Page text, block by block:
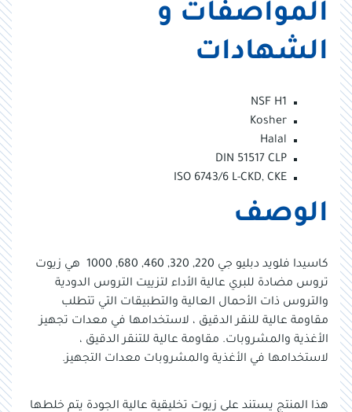
المواصفات و
الشهادات
NSF H1
Kosher
Halal
DIN 51517 CLP
ISO 6743/6 L-CKD, CKE
الوصف
كاسيدا فلويد دبليو جي 220, 320, 460, 680, 1000 هي زيوت
تروس مضادة للبري عالية الأداء لتزييت التروس الدودية
والتروس ذات الأحمال العالية والتطبيقات التي تتطلب
مقاومة عالية للنقر الدقيق ، لاستخدامها في معدات تجهيز
الأغذية والمشروبات. مقاومة عالية للتنقر الدقيق ،
لاستخدامها في الأغذية والمشروبات معدات التجهيز.
هذا المنتج يستند على زيوت تخليقية عالية الجودة يتم خلطها